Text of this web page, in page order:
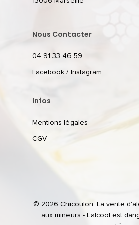
Nous Contacter
04 91 33 46 59
Facebook / Instagram
Infos
Mentions légales
CGV
© 2026 Chicoulon. La vente
aux mineurs - L'alcool est